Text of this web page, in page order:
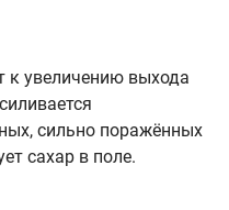
к увеличению выхода
сильно поражённых
сахар в поле.